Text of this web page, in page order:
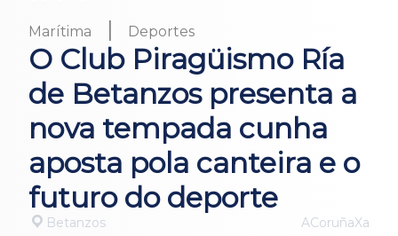
Marítima | Deportes
O Club Piragüismo Ría
de Betanzos presenta a
nova tempada cunha
aposta pola canteira e o
futuro do deporte
Betanzos ACoruñaXa